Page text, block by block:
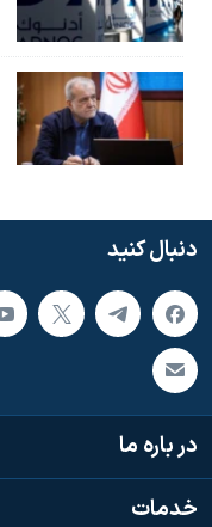
دنبال کنید
در باره ما
خدمات